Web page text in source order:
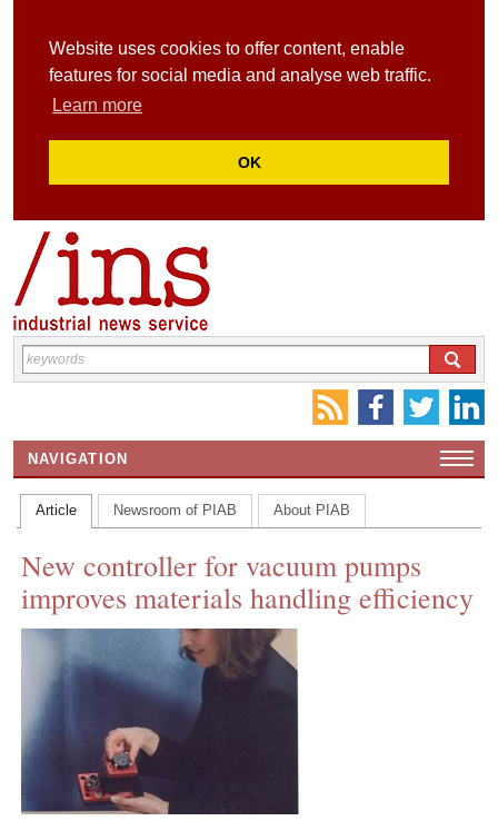
Website uses cookies to offer content, enable
features for social media and analyse web traffic.
Learn more
OK
NAVIGATION
HOME
CONTACT US
INS MAIN WEBSITE
ABOUT US
Article Newsroom of PIAB About PIAB
New controller for vacuum pumps
improves materials handling efficiency